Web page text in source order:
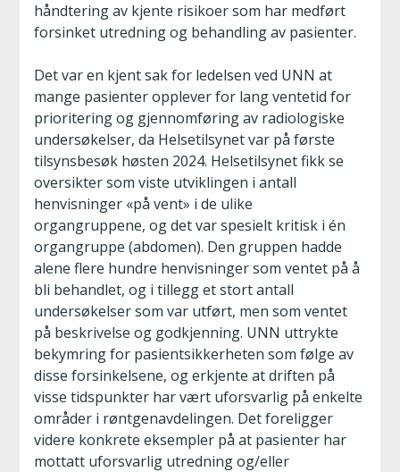
håndtering av kjente risikoer som har medført
forsinket utredning og behandling av pasienter.
Det var en kjent sak for ledelsen ved UNN at
mange pasienter opplever for lang ventetid for
prioritering og gjennomføring av radiologiske
undersøkelser, da Helsetilsynet var på første
tilsynsbesøk høsten 2024. Helsetilsynet fikk se
oversikter som viste utviklingen i antall
henvisninger «på vent» i de ulike
organgruppene, og det var spesielt kritisk i én
organgruppe (abdomen). Den gruppen hadde
alene flere hundre henvisninger som ventet på å
bli behandlet, og i tillegg et stort antall
undersøkelser som var utført, men som ventet
på beskrivelse og godkjenning. UNN uttrykte
bekymring for pasientsikkerheten som følge av
disse forsinkelsene, og erkjente at driften på
visse tidspunkter har vært uforsvarlig på enkelte
områder i røntgenavdelingen. Det foreligger
videre konkrete eksempler på at pasienter har
mottatt uforsvarlig utredning og/eller